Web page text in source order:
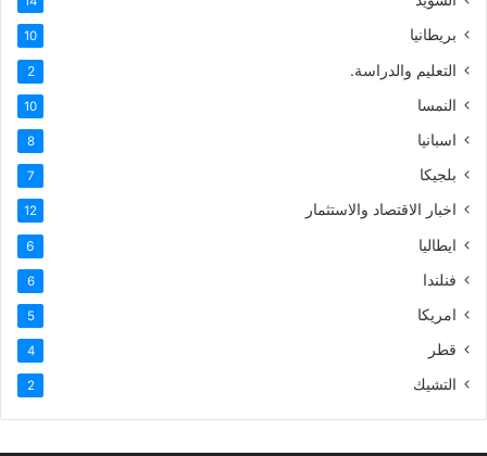
بريطانيا 10
التعليم والدراسة. 2
النمسا 10
اسبانيا 8
بلجيكا 7
اخبار الاقتصاد والاستثمار 12
ايطاليا 6
فنلندا 6
امريكا 5
قطر 4
التشيك 2